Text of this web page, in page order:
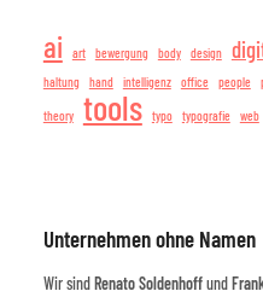
ai art bewergung body design
haltung hand intelligenz office people
theory tools typo typografie web
Unternehmen ohne Namen
Wir sindRenato Soldenhoffund